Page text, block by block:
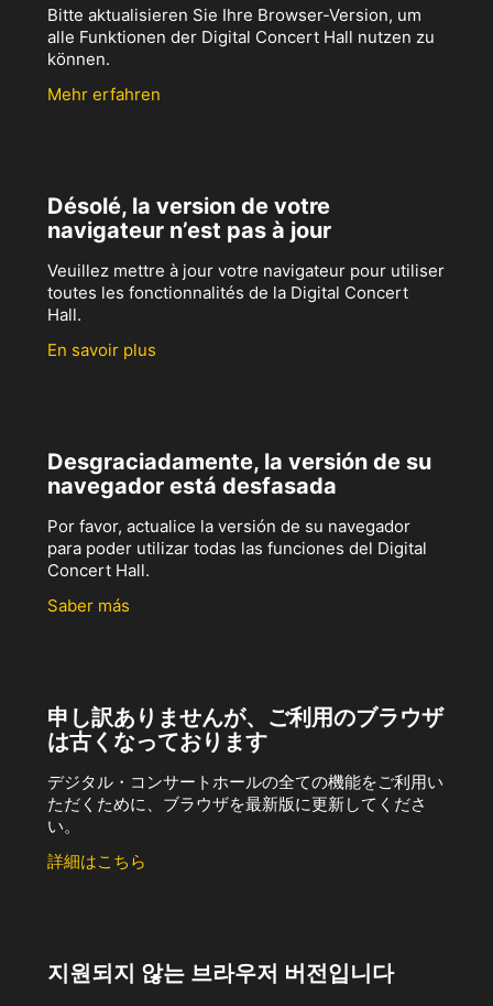
Bitte aktualisieren Sie Ihre Browser-Version, um
alle Funktionen der Digital Concert Hall nutzen zu
können.
Mehr erfahren
Désolé, la version de votre
navigateur n’est pas à jour
Veuillez mettre à jour votre navigateur pour utiliser
toutes les fonctionnalités de la Digital Concert
Hall.
En savoir plus
Desgraciadamente, la versión de su
navegador está desfasada
Por favor, actualice la versión de su navegador
para poder utilizar todas las funciones del Digital
Concert Hall.
Saber más
申し訳ありませんが、ご利用のブラウザ
は古くなっております
デジタル・コンサートホールの全ての機能をご利用い
ただくために、ブラウザを最新版に更新してくださ
い。
詳細はこちら
지원되지 않는 브라우저 버전입니다